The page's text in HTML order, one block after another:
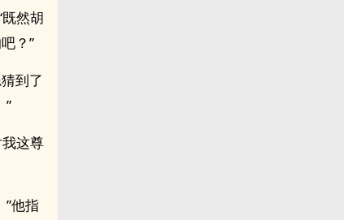
然胡
？”
到了
”
这尊
他指